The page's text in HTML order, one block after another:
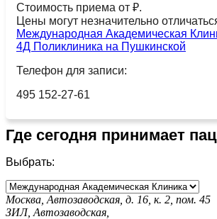
Стоимость приема от ₽.
Цены могут незначительно
Международная Академическая
4Д Поликлиника на Пушкинской
Телефон для записи:
495 152-27-61
Где сегодня принимает
Выбрать:
Москва, Автозаводская, д. 16, к. 2, пом. 45
ЗИЛ, Автозаводская,